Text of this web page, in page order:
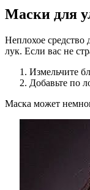
Маски для
Неплохое
лук. Если вас не
Измельчите
Добавьте по
Маска может